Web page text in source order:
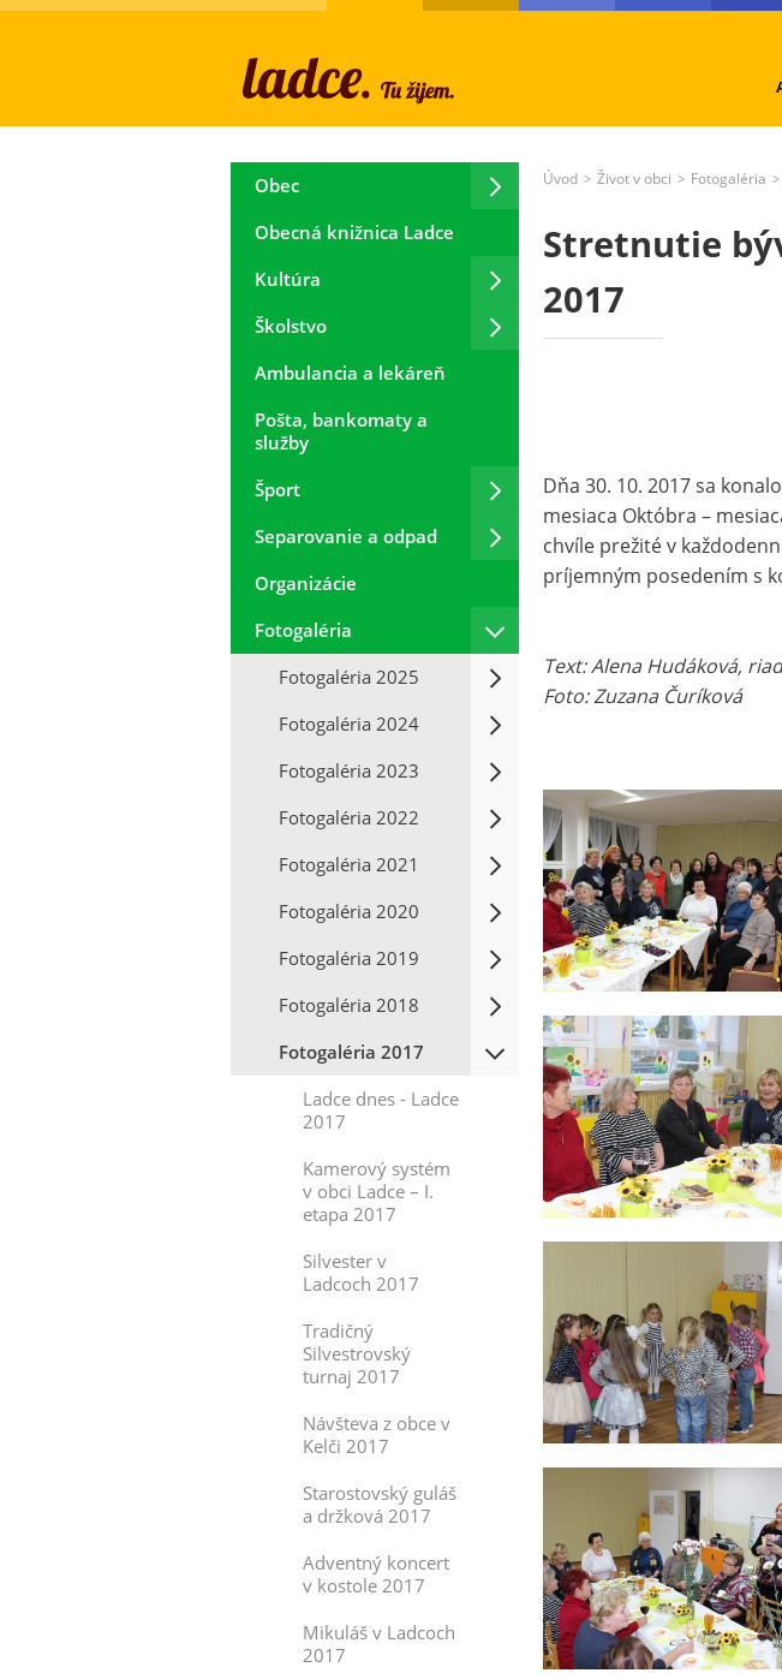
Obec
Obecná knižnica Ladce
Kultúra
Školstvo
Ambulancia a lekáreň
Pošta, bankomaty a
služby
Šport
Separovanie a odpad
Organizácie
Fotogaléria
Fotogaléria 2025
Fotogaléria 2024
Fotogaléria 2023
Fotogaléria 2022
Fotogaléria 2021
Fotogaléria 2020
Fotogaléria 2019
Fotogaléria 2018
Fotogaléria 2017
Ladce dnes - Ladce
2017
Kamerový systém
v obci Ladce – I.
etapa 2017
Silvester v
Ladcoch 2017
Tradičný
Silvestrovský
turnaj 2017
Návšteva z obce v
Kelči 2017
Starostovský guláš
a držková 2017
Adventný koncert
v kostole 2017
Mikuláš v Ladcoch
2017
Úvod > Život v obci > Fotogaléria >
Stretnutie
2017
Dňa 30. 10. 2017 sa
mesiaca Októbra –
chvíle prežité v
príjemným posedením s
Text: Alena Hudáková,
Foto: Zuzana Čuríková